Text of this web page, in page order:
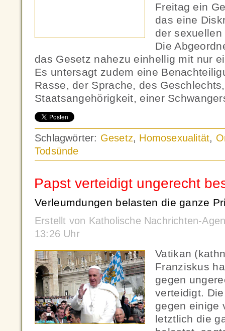
Freitag ein
das eine
der
Die
das Gesetz nahezu einhellig mit nur
Es untersagt zudem eine
Rasse, der Sprache, des
Staatsangehörigkeit, einer
Schlagwörter: Gesetz, Homosexualität,
Todsünde
Papst verteidigt ungerecht
Verleumdungen belasten die ganze
Erstellt von Katholische Nachrichten-
13:26 Uhr
Vatikan
Franziskus
gegen
verteidigt.
gegen einige
letztlich die